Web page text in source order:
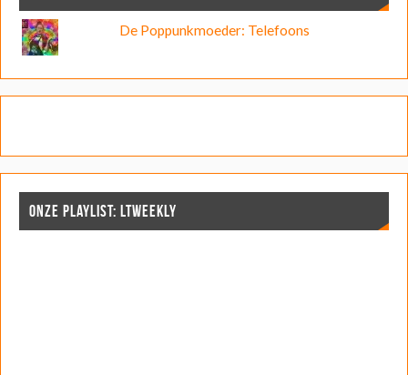
De Poppunkmoeder: Telefoons
ONZE PLAYLIST: LTWEEKLY